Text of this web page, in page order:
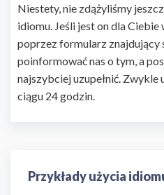
Niestety, nie zdążyliśmy
idiomu. Jeśli jest on dla Ciebie
poprzez formularz znajdujący
poinformować nas o tym, a
najszybciej uzupełnić. Zwykle
ciągu 24 godzin.
Przykłady użycia